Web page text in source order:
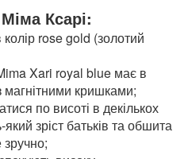
Ксарі:
rose gold (золотий
Xari royal blue має в
магнітними кришками;
по висоті в декількох
зріст батьків та обшита